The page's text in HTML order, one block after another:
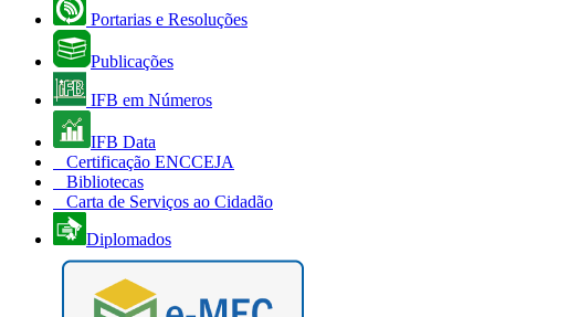
Portarias e Resoluções
Publicações
IFB em Números
IFB Data
Certificação ENCCEJA
Bibliotecas
Carta de Serviços ao Cidadão
Diplomados